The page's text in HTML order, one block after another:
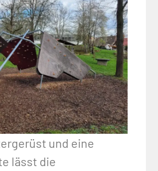
und eine
lässt die